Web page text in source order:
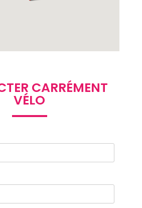
CARRÉMENT
VÉLO